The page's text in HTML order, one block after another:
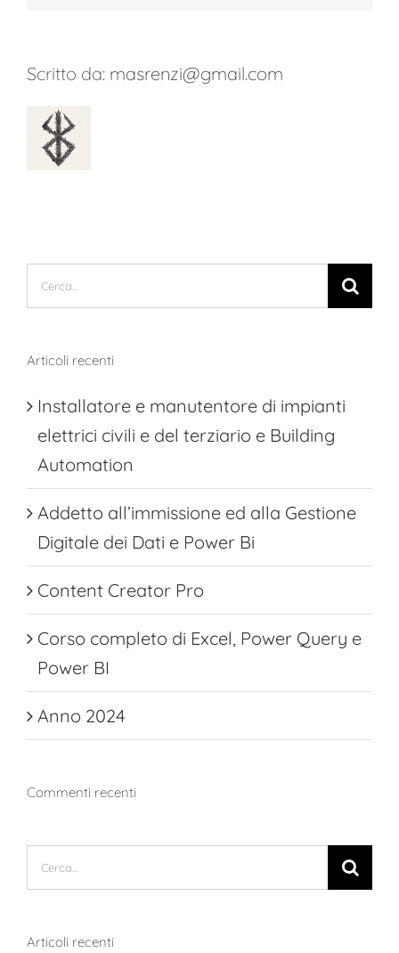
Scritto da: masrenzi@gmail.com
Cerca
per:
Articoli recenti
Installatore e manutentore di impianti
elettrici civili e del terziario e Building
Automation
Addetto all’immissione ed alla Gestione
Digitale dei Dati e Power Bi
Content Creator Pro
Corso completo di Excel, Power Query e
Power BI
Anno 2024
Commenti recenti
Cerca
per:
Articoli recenti